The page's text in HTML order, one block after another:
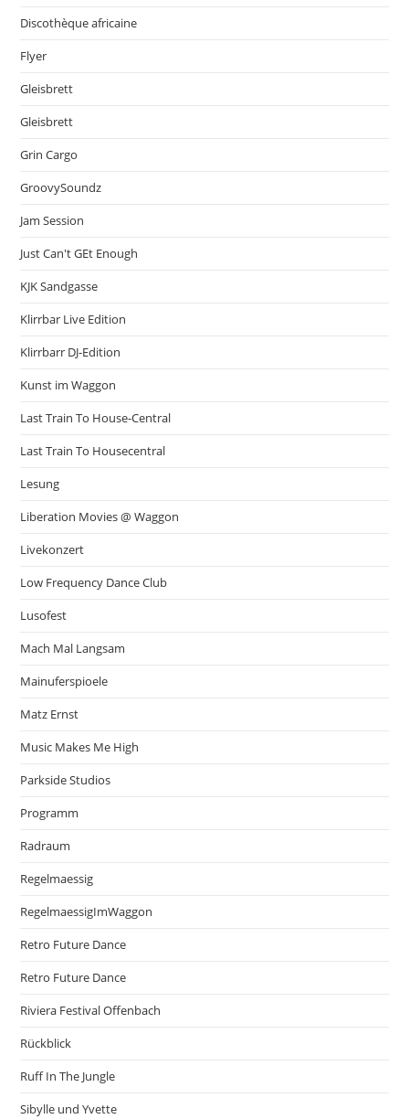
Discothèque africaine
Flyer
Gleisbrett
Gleisbrett
Grin Cargo
GroovySoundz
Jam Session
Just Can't GEt Enough
KJK Sandgasse
Klirrbar Live Edition
Klirrbarr DJ-Edition
Kunst im Waggon
Last Train To House-Central
Last Train To Housecentral
Lesung
Liberation Movies @ Waggon
Livekonzert
Low Frequency Dance Club
Lusofest
Mach Mal Langsam
Mainuferspioele
Matz Ernst
Music Makes Me High
Parkside Studios
Programm
Radraum
Regelmaessig
RegelmaessigImWaggon
Retro Future Dance
Retro Future Dance
Riviera Festival Offenbach
Rückblick
Ruff In The Jungle
Sibylle und Yvette